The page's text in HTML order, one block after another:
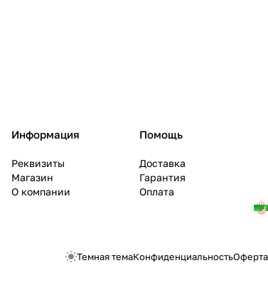
Информация
Реквизиты
Магазин
О компании
Помощь
Доставка
Гарантия
Оплата
Темная темаКонфиденциальностьОферта